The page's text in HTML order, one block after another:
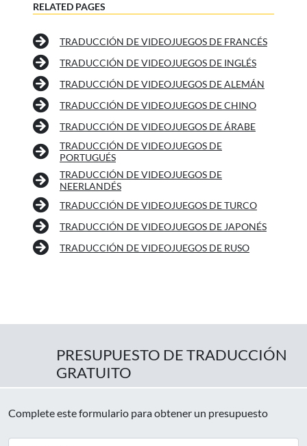
RELATED PAGES
TRADUCCIÓN DE VIDEOJUEGOS DE FRANCÉS
TRADUCCIÓN DE VIDEOJUEGOS DE INGLÉS
TRADUCCIÓN DE VIDEOJUEGOS DE ALEMÁN
TRADUCCIÓN DE VIDEOJUEGOS DE CHINO
TRADUCCIÓN DE VIDEOJUEGOS DE ÁRABE
TRADUCCIÓN DE VIDEOJUEGOS DE
PORTUGUÉS
TRADUCCIÓN DE VIDEOJUEGOS DE
NEERLANDÉS
TRADUCCIÓN DE VIDEOJUEGOS DE TURCO
TRADUCCIÓN DE VIDEOJUEGOS DE JAPONÉS
TRADUCCIÓN DE VIDEOJUEGOS DE RUSO
PRESUPUESTO DE TRADUCCIÓN
GRATUITO
Complete este formulario para obtener un presupuesto